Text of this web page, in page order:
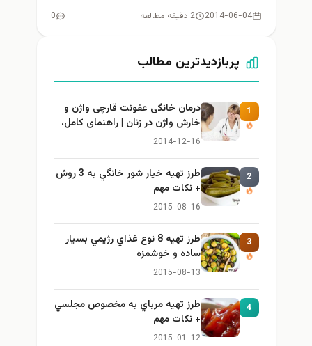
2014-06-04 2 دقیقه مطالعه 0
پربازدیدترین مطالب
1
درمان خانگی عفونت قارچی واژن و
خارش واژن در زنان | راهنمای کامل،
ایمن و کاربردی
2014-12-16
2
طرز تهيه خیار شور خانگي به 3 روش
+ نكات مهم
2015-08-16
3
طرز تهيه 8 نوع غذاي رژيمي بسيار
ساده و خوشمزه
2015-08-13
4
طرز تهيه مرباي به مخصوص مجلسي
+ نكات مهم
2015-01-12